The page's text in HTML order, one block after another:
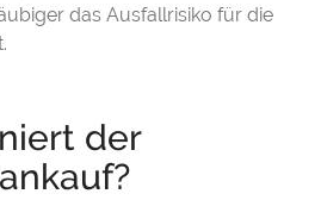
das Ausfallrisiko für die
der